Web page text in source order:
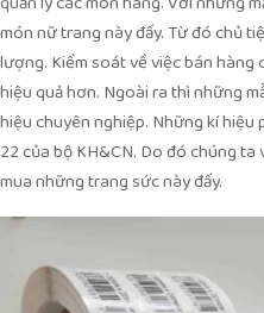
món nữ trang này đấy. Từ đó chủ
lượng. Kiểm soát về việc bán
hiệu quả hơn. Ngoài ra thì những
hiệu chuyên nghiệp. Những kí
22 của bộ KH&CN. Do đó chúng
mua những trang sức này đấy.